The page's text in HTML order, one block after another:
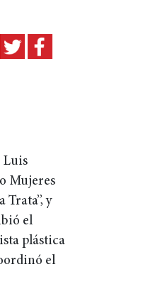
Luis
Mujeres
y
el
plástica
el